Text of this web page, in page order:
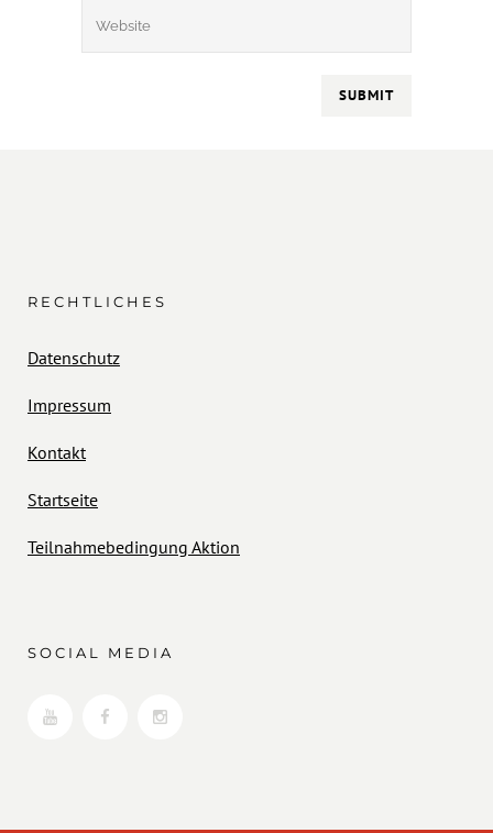
RECHTLICHES
Datenschutz
Impressum
Kontakt
Startseite
Teilnahmebedingung Aktion
SOCIAL MEDIA